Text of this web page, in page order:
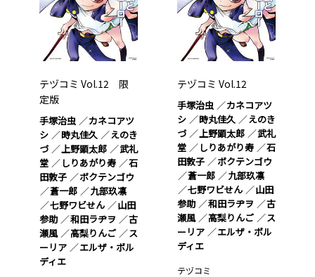
テヅコミ Vol.12 限
定版
手塚治虫
カネコアツ
シ
時丸佳久
えのき
づ
上野顕太郎
武礼
堂
しりあがり寿
石
田敦子
ボクテンゴウ
蒼一郎
九部玖凛
七野ワビせん
山田
参助
和田ラヂヲ
古
瀬風
高梨りんご
ス
ーリア
エルザ・ボル
ディエ
テヅコミ Vol.12
手塚治虫
カネコアツ
シ
時丸佳久
えのき
づ
上野顕太郎
武礼
堂
しりあがり寿
石
田敦子
ボクテンゴウ
蒼一郎
九部玖凛
七野ワビせん
山田
参助
和田ラヂヲ
古
瀬風
高梨りんご
ス
ーリア
エルザ・ボル
ディエ
テヅコミ